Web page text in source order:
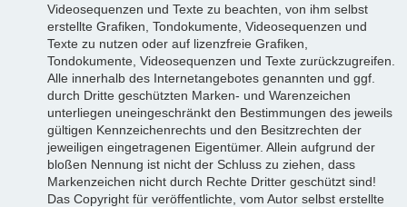
Videosequenzen und Texte zu beachten, von ihm selbst
erstellte Grafiken, Tondokumente, Videosequenzen und
Texte zu nutzen oder auf lizenzfreie Grafiken,
Tondokumente, Videosequenzen und Texte zurückzugreifen.
Alle innerhalb des Internetangebotes genannten und ggf.
durch Dritte geschützten Marken- und Warenzeichen
unterliegen uneingeschränkt den Bestimmungen des jeweils
gültigen Kennzeichenrechts und den Besitzrechten der
jeweiligen eingetragenen Eigentümer. Allein aufgrund der
bloßen Nennung ist nicht der Schluss zu ziehen, dass
Markenzeichen nicht durch Rechte Dritter geschützt sind!
Das Copyright für veröffentlichte, vom Autor selbst erstellte